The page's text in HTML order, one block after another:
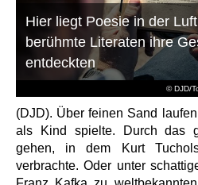
© DJD/
Hier liegt Poesie in der
berühmte Literaten ihre
entdeckten
(DJD). Über feinen Sand
als Kind spielte. Durch das
gehen, in dem Kurt
verbrachte. Oder unter